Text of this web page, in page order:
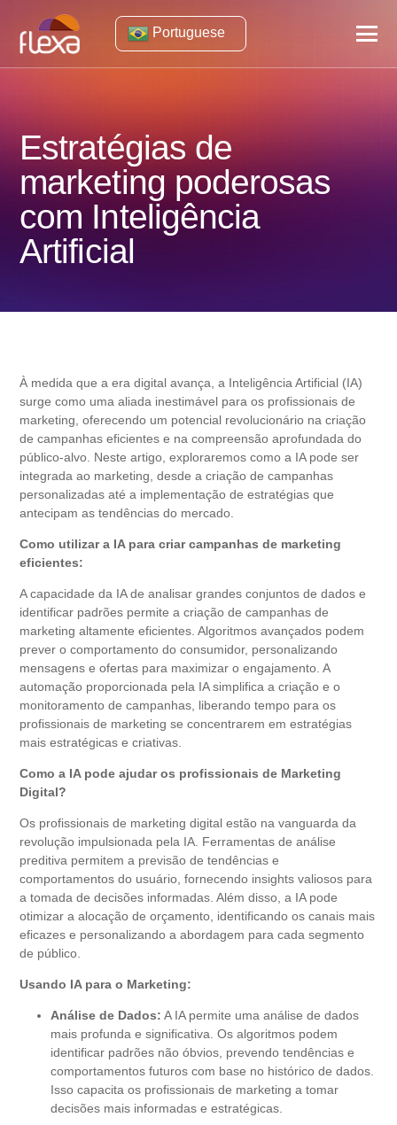
Portuguese
Estratégias de
marketing poderosas
com Inteligência
Artificial
À medida que a era digital avança, a Inteligência Artificial (IA)
surge como uma aliada inestimável para os profissionais de
marketing, oferecendo um potencial revolucionário na criação
de campanhas eficientes e na compreensão aprofundada do
público-alvo. Neste artigo, exploraremos como a IA pode ser
integrada ao marketing, desde a criação de campanhas
personalizadas até a implementação de estratégias que
antecipam as tendências do mercado.
Como utilizar a IA para criar campanhas de marketing
eficientes:
A capacidade da IA de analisar grandes conjuntos de dados e
identificar padrões permite a criação de campanhas de
marketing altamente eficientes. Algoritmos avançados podem
prever o comportamento do consumidor, personalizando
mensagens e ofertas para maximizar o engajamento. A
automação proporcionada pela IA simplifica a criação e o
monitoramento de campanhas, liberando tempo para os
profissionais de marketing se concentrarem em estratégias
mais estratégicas e criativas.
Como a IA pode ajudar os profissionais de Marketing
Digital?
Os profissionais de marketing digital estão na vanguarda da
revolução impulsionada pela IA. Ferramentas de análise
preditiva permitem a previsão de tendências e
comportamentos do usuário, fornecendo insights valiosos para
a tomada de decisões informadas. Além disso, a IA pode
otimizar a alocação de orçamento, identificando os canais mais
eficazes e personalizando a abordagem para cada segmento
de público.
Usando IA para o Marketing:
Análise de Dados: A IA permite uma análise de dados
mais profunda e significativa. Os algoritmos podem
identificar padrões não óbvios, prevendo tendências e
comportamentos futuros com base no histórico de dados.
Isso capacita os profissionais de marketing a tomar
decisões mais informadas e estratégicas.